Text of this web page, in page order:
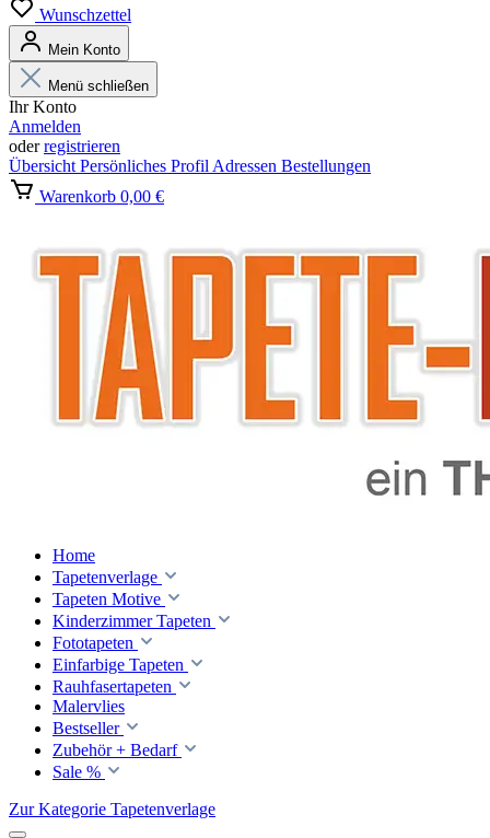
Wunschzettel
Mein Konto
Menü schließen
Ihr Konto
Anmelden
oderregistrieren
Übersicht Persönliches Profil Adressen Bestellungen
Warenkorb 0,00 €
Home
Tapetenverlage
Tapeten Motive
Kinderzimmer Tapeten
Fototapeten
Einfarbige Tapeten
Rauhfasertapeten
Malervlies
Bestseller
Zubehör + Bedarf
Sale %
Zur Kategorie Tapetenverlage